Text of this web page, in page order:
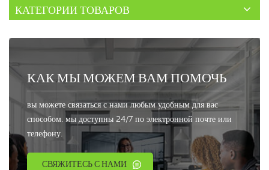
КАТЕГОРИИ ТОВАРОВ
КАК МЫ МОЖЕМ ВАМ ПОМОЧЬ
вы можете связаться с нами любым удобным для вас
способом. мы доступны 24/7 по электронной почте или
телефону.
СВЯЖИТЕСЬ С НАМИ